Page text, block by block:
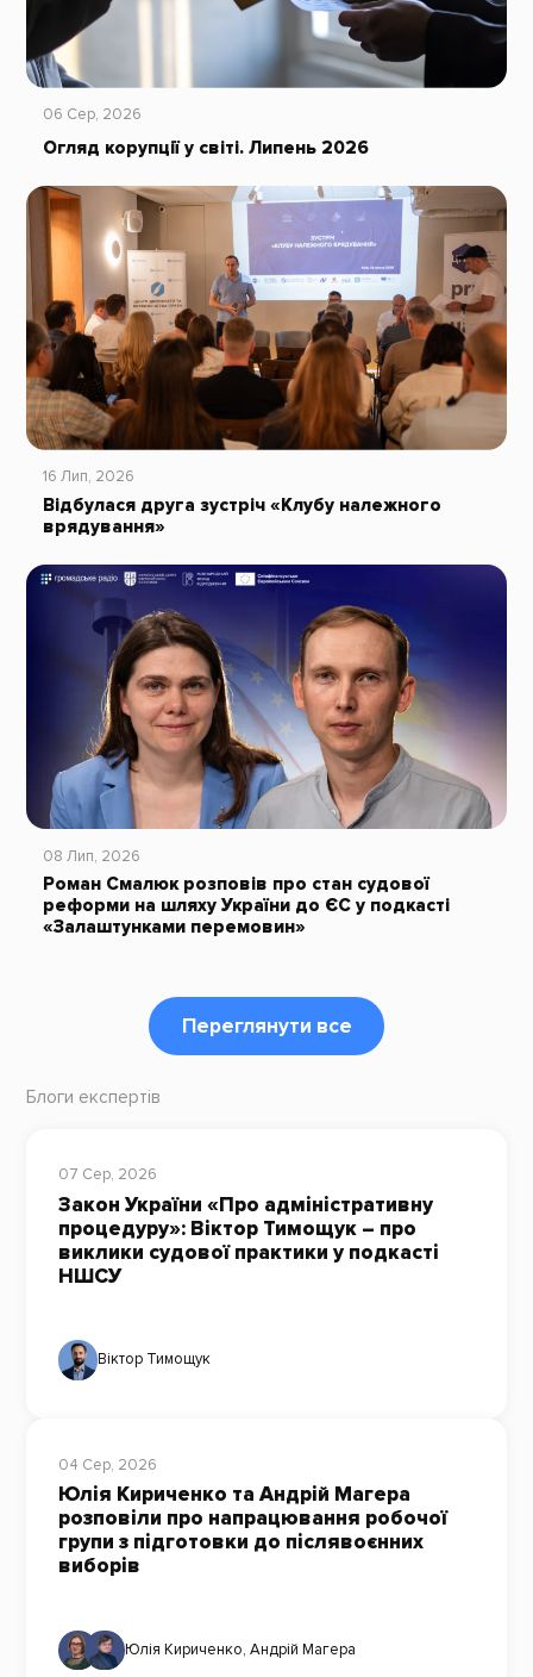
06 Сер, 2026
Огляд корупції у світі. Липень 2026
16 Лип, 2026
Відбулася друга зустріч «Клубу належного
врядування»
08 Лип, 2026
Роман Смалюк розповів про стан судової
реформи на шляху України до ЄС у подкасті
«Залаштунками перемовин»
Переглянути все
Блоги експертів
07 Сер, 2026
Закон України «Про адміністративну
процедуру»: Віктор Тимощук – про
виклики судової практики у подкасті
НШСУ
Віктор Тимощук
04 Сер, 2026
Юлія Кириченко та Андрій Магера
розповіли про напрацювання робочої
групи з підготовки до післявоєнних
виборів
Юлія Кириченко, Андрій Магера